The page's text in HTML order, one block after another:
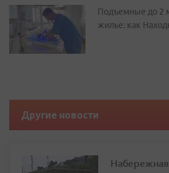
Подъемные до 2
жилье: как
Другие новости